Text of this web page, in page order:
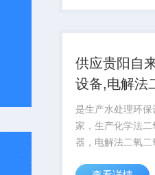
置，中水回用装置
供应贵阳自
设备,电解法
发生器
是生产水处理环保
家，生产化学法二
器，电解法二氧二